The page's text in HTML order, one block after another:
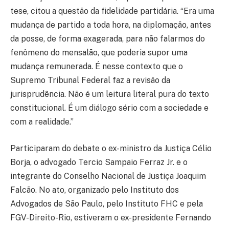
tese, citou a questão da fidelidade partidária. “Era uma
mudança de partido a toda hora, na diplomação, antes
da posse, de forma exagerada, para não falarmos do
fenômeno do mensalão, que poderia supor uma
mudança remunerada. É nesse contexto que o
Supremo Tribunal Federal faz a revisão da
jurisprudência. Não é um leitura literal pura do texto
constitucional. É um diálogo sério com a sociedade e
com a realidade.”
Participaram do debate o ex-ministro da Justiça Célio
Borja, o advogado Tercio Sampaio Ferraz Jr. e o
integrante do Conselho Nacional de Justiça Joaquim
Falcão. No ato, organizado pelo Instituto dos
Advogados de São Paulo, pelo Instituto FHC e pela
FGV-Direito-Rio, estiveram o ex-presidente Fernando